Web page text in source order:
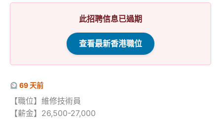
此招聘信息已過期
查看最新香港職位
69 天前
【職位】維修技術員
【薪金】26,500-27,000